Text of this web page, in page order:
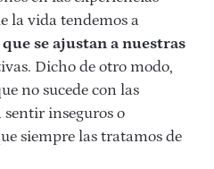
la vida tendemos a
se ajustan a nuestras
Dicho de otro modo,
no sucede con las
sentir inseguros o
siempre las tratamos de